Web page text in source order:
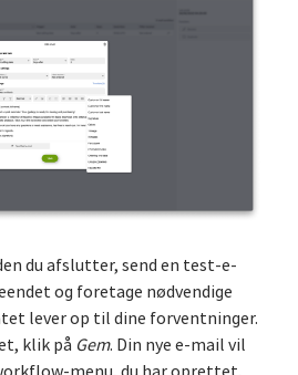
du afslutter, send en test-e-
og foretage nødvendige
lever op til dine forventninger.
klik på Gem. Din nye e-mail vil